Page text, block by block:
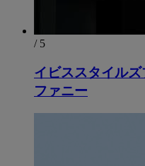
/ 5
イビススタイル
ファニー